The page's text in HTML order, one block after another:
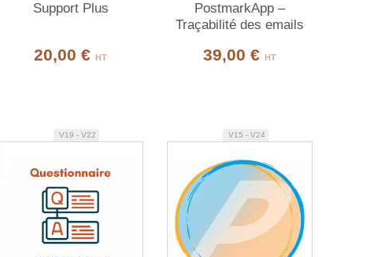
Support Plus
20,00 € HT
PostmarkApp –
Traçabilité des emails
39,00 € HT
V19 - V22 V15 - V24